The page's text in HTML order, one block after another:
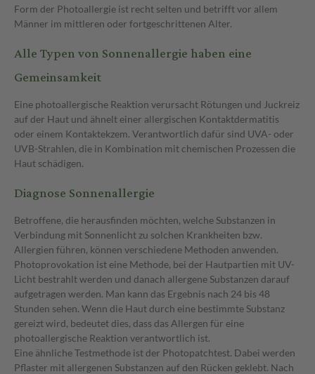
Form der Photoallergie ist recht selten und betrifft vor allem
Männer im mittleren oder fortgeschrittenen Alter.
Alle Typen von Sonnenallergie haben eine
Gemeinsamkeit
Eine photoallergische Reaktion verursacht Rötungen und Juckreiz
auf der Haut und ähnelt einer allergischen Kontaktdermatitis
oder einem Kontaktekzem. Verantwortlich dafür sind UVA- oder
UVB-Strahlen, die in Kombination mit chemischen Prozessen die
Haut schädigen.
Diagnose Sonnenallergie
Betroffene, die herausfinden möchten, welche Substanzen in
Verbindung mit Sonnenlicht zu solchen Krankheiten bzw.
Allergien führen, können verschiedene Methoden anwenden.
Photoprovokation ist eine Methode, bei der Hautpartien mit UV-
Licht bestrahlt werden und danach allergene Substanzen darauf
aufgetragen werden. Man kann das Ergebnis nach 24 bis 48
Stunden sehen. Wenn die Haut durch eine bestimmte Substanz
gereizt wird, bedeutet dies, dass das Allergen für eine
photoallergische Reaktion verantwortlich ist.
Eine ähnliche Testmethode ist der Photopatchtest. Dabei werden
Pflaster mit allergenen Substanzen auf den Rücken geklebt. Nach